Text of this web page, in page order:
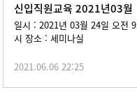
신입직원교육 2021년03월
24일
일시 : 2021년 03월 24일 오전 9
시 장소 : 세미나실
2021.06.06 22:25